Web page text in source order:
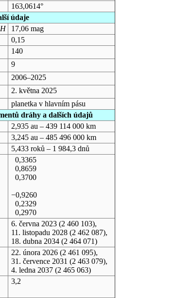
163,0614°
údaje
H
17,06 mag
0,15
140
9
2006–2025
2. května 2025
planetka v hlavním pásu
dráhy a dalších údajů
2,935 au – 439 114 000 km
3,245 au – 485 496 000 km
5,433 roků – 1 984,3 dnů
0,3365
0,8659
0,3700
−0,9260
0,2329
0,2970
6. června 2023(2 460 103),
11. listopadu 2028(2 462 087),
18. dubna 2034(2 464 071)
22. února 2026(2 461 095),
31. července 2031 (2 463 079),
4. ledna 2037(2 465 063)
3,2